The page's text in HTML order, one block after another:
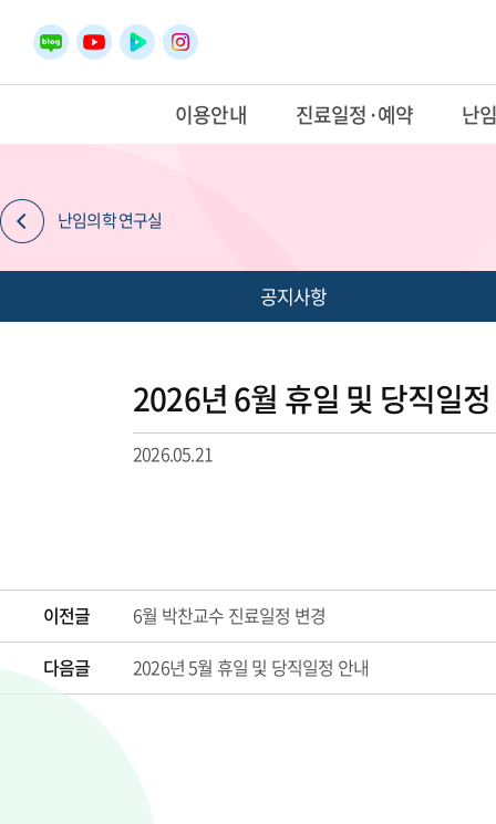
이용안내 진료일정·예약 난
난임의학 연구실
공지사항
2026년 6월 휴일 및 당직일
2026.05.21
이전글
6월 박찬교수 진료일정 변경
다음글
2026년 5월 휴일 및 당직일정 안내